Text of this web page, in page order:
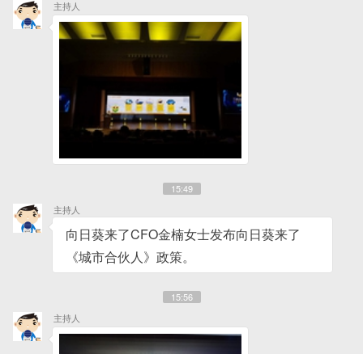
主持人
15:49
主持人
向日葵来了CFO金楠女士发布向日葵来了
《城市合伙人》政策。
15:56
主持人